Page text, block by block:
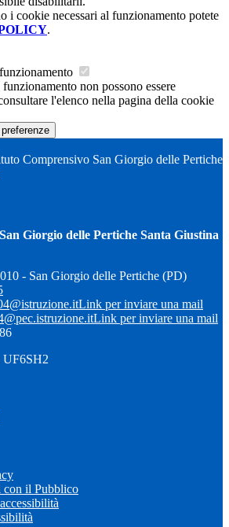
i cookie necessari al funzionamento potete
.
non possono essere
l'elenco nella pagina della cookie
Comprensivo San Giorgio delle Pertiche
Giorgio delle Pertiche Santa Giustina
- San Giorgio delle Pertiche (PD)
Link per inviare una mail
Link per inviare una mail
UF6SH2
il Pubblico